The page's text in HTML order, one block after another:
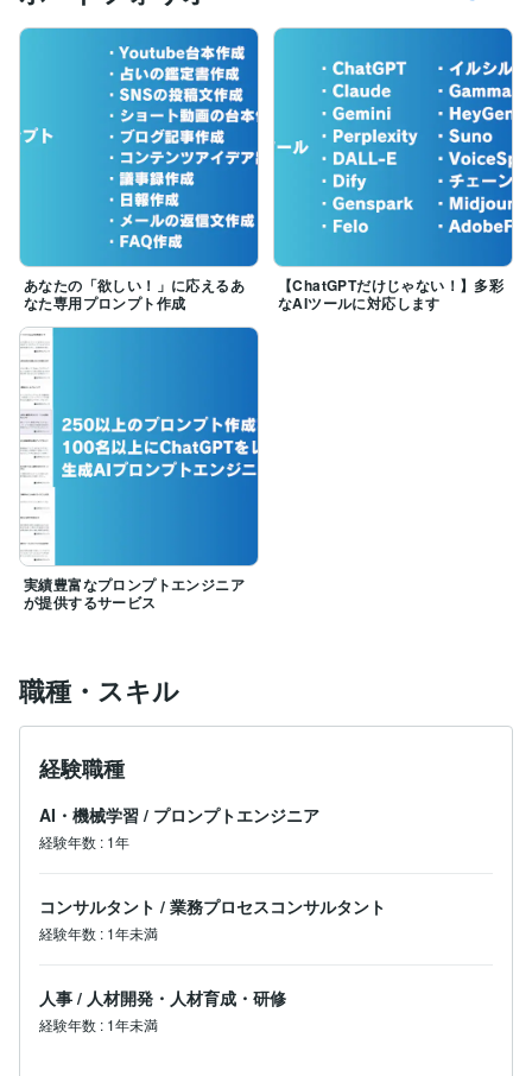
●最新のAIツールを毎日触っています！
趣味は新しい生成AIツールを使うことです！
様々なAIツールを使っています。
●東京→愛知→長野→東京と転々としてきました
様々な場所に住んできましたが、長野県が1番好きで
●地方の水族館をめぐるのが好きです
様々な水族館をめぐっています。
ぼ～っと水槽を眺める時間も大事ですよね！
あなたの「欲しい！」に応えるあ
なた専用プロンプト作成
【ChatGPTだけじゃない！】多彩
なAIツールに対応します
実績豊富なプロンプトエンジニア
が提供するサービス
職種・スキル
経験職種
AI・機械学習 / プロンプトエンジニア
経験年数 : 1年
コンサルタント / 業務プロセスコンサルタント
経験年数 : 1年未満
人事 / 人材開発・人材育成・研修
経験年数 : 1年未満